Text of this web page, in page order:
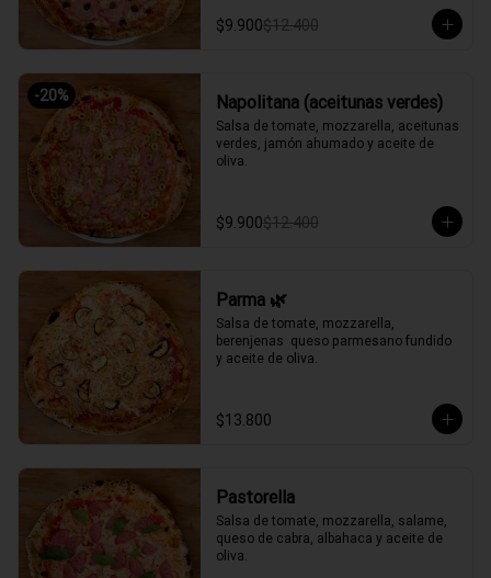
$9.900$12.400
-20% Napolitana (aceitunas verdes)
Salsa de tomate, mozzarella, aceitunas
verdes, jamón ahumado y aceite de
oliva.
$9.900$12.400
Parma 🌿
Salsa de tomate, mozzarella,
berenjenas  queso parmesano fundido
y aceite de oliva.
$13.800
Pastorella
Salsa de tomate, mozzarella, salame,
queso de cabra, albahaca y aceite de
oliva.